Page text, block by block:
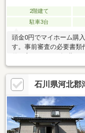
2階建て
駐車3台
頭金0円でマイホーム購
す。事前審査の必要書類
ぜひご相談ください。
石川県河北郡